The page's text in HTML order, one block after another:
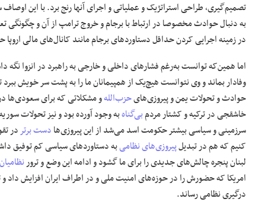
به دنبال حوادث مخصوصا در ارتباط با برجام و خروج ترامپ از آن و چگونگی
در زمینه اجرایی کردن حداقل دستاوردهای برجام مانند کانال‌های مالی
اما همین‌که توانست به‌رغم فشارهای داخلی و خارجی به راهبرد در انزوا
وفادار بماند و وی نتوانست هیچ‌یک از همپیمانان ما را به پشت سر خویش ببرد
حوادث و تحولات یمن و پیروزی‌هایحزب‌اللهو مشکلاتی که برای سعودی‌ها در
خاشقجی در ترکیه و کشتار مردمبی‌گناهبه وجود آورده بود و نیز تحولات
سرزمینی و سیاسی بیشتر حکومت اسد می‌شد از این پیروزی‌هادست برتردر
کنیم که هم در تبدیلپیروزی‌های نظامیبه دستاوردهای سیاسی کم توفیق
لبنان پنجره چالش‌های جدیدی را برای ما گشود و ادامه این وضع و ترورنظامیان
امریکا که حضورش را در حوزه‌های امنیت ملی و در اطراف ایران افزایش داد و
درگیری نظامی رساند.